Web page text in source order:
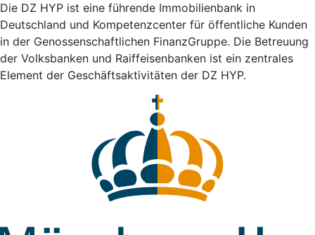
Die DZ HYP ist eine führende Immobilienbank in
Deutschland und Kompetenzcenter für öffentliche Kunden
in der Genossenschaftlichen FinanzGruppe. Die Betreuung
der Volksbanken und Raiffeisenbanken ist ein zentrales
Element der Geschäftsaktivitäten der DZ HYP.